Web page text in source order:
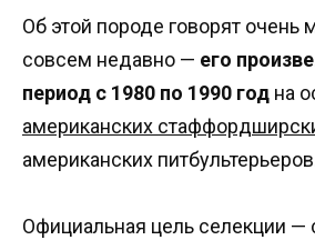
Об этой породе говорят очень
совсем недавно — его
период с 1980 по 1990 год на
американских
американских
Официальная цель селекции —